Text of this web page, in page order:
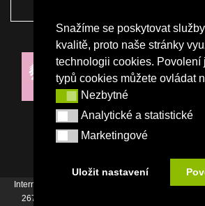
Snažíme se poskytovat
kvalitě, proto naše stránky
technologii cookies. Povolení
typů cookies můžete ovládat
NezbytnéNezbytné
Analytické a statistické
Analytické a statistické
Marketingové
Marketingové
Uložit nastavení
NAŠI PARTNEŘI
Internetový magazín Žena v autě vydává
26744007, Bořivojova 17, Praha 3, Tel. : +420